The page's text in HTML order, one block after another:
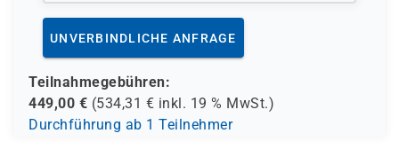
UNVERBINDLICHE ANFRAGE
Teilnahmegebühren:
449,00 € (534,31 € inkl. 19 % MwSt.)
Durchführung ab 1 Teilnehmer